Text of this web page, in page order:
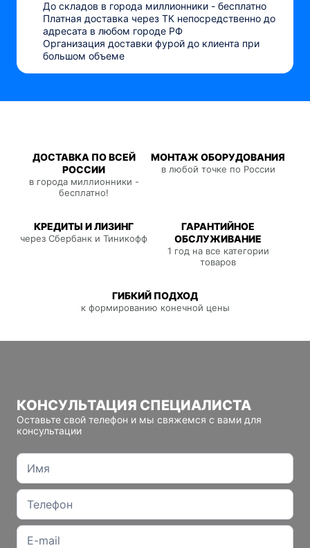
До складов в города миллионники - бесплатно
Платная доставка через ТК непосредственно до
адресата в любом городе РФ
Организация доставки фурой до клиента при
большом объеме
ДОСТАВКА ПО ВСЕЙ
РОССИИ
в города миллионники -
бесплатно!
МОНТАЖ ОБОРУДОВАНИЯ
в любой точке по России
КРЕДИТЫ И ЛИЗИНГ
через Сбербанк и Тиникофф
ГАРАНТИЙНОЕ
ОБСЛУЖИВАНИЕ
1 год на все категории
товаров
ГИБКИЙ ПОДХОД
к формированию конечной цены
КОНСУЛЬТАЦИЯ СПЕЦИАЛИСТА
Оставьте свой телефон и мы свяжемся с вами для
консультации